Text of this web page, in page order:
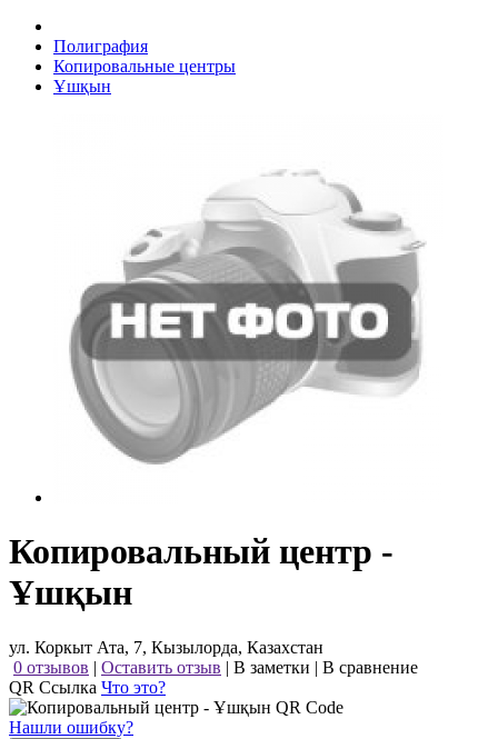
Полиграфия
Копировальные центры
Ұшқын
Копировальный центр -
Ұшқын
ул. Коркыт Ата, 7, Кызылорда, Казахстан
0 отзывов | Оставить отзыв | В заметки | В сравнение
QR Ссылка Что это?
Нашли ошибку?